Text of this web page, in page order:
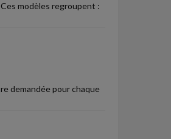
modèles regroupent :
demandée pour chaque